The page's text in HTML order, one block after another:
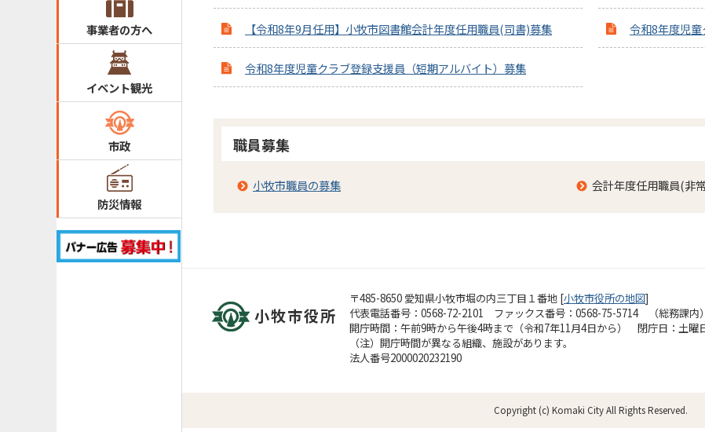
事業者の方へ
イベント観光
市政
防災情報
【令和8年9月任用】小牧市図書館会計年度任用職員(司書)募集 令和8年度児
令和8年度児童クラブ登録支援員（短期アルバイト）募集
職員募集
小牧市職員の募集 会計年度任用職員(非
小牧市役所
〒485-8650 愛知県小牧市堀の内三丁目１番地 [小牧市役所の地図]
代表電話番号：0568-72-2101 ファックス番号：0568-75-5714 （総務課内）
開庁時間：午前9時から午後4時まで（令和7年11月4日から） 閉庁日：土曜
（注）開庁時間が異なる組織、施設があります。
法人番号2000020232190
Copyright (c) Komaki City All Rights Reserved.